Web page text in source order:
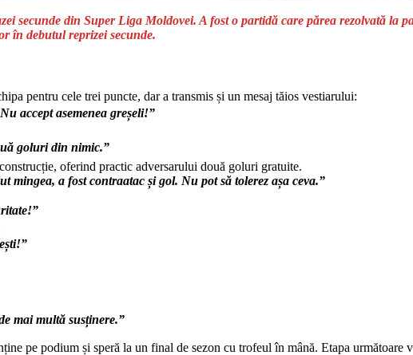
din Super Liga Moldovei. A fost o partidă care părea rezolvată la
în debutul reprizei secunde.
pentru cele trei puncte, dar a transmis și un mesaj tăios vestiarului:
accept asemenea greșeli!”
goluri din nimic.”
oferind practic adversarului două goluri gratuite.
a fost contraatac și gol. Nu pot să tolerez așa ceva.”
mai multă susținere.”
pe podium și speră la un final de sezon cu trofeul în mână. Etapa următoare